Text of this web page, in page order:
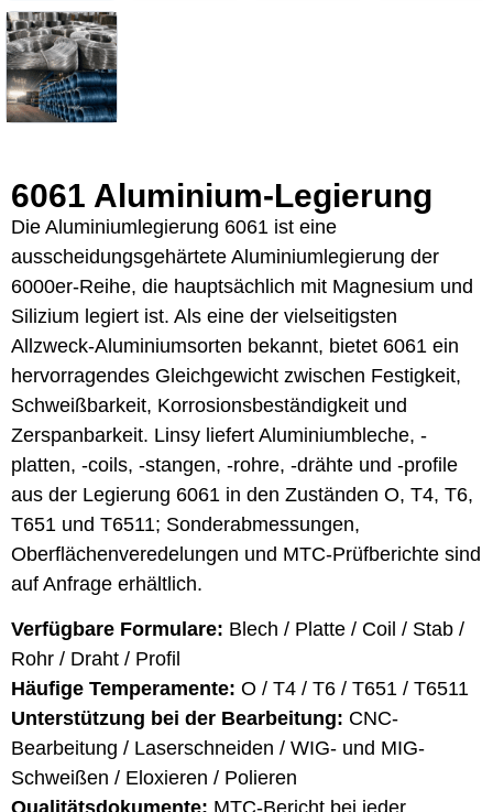
6061 Aluminium-Legierung
Die Aluminiumlegierung 6061 ist eine
ausscheidungsgehärtete Aluminiumlegierung der
6000er-Reihe, die hauptsächlich mit Magnesium und
Silizium legiert ist. Als eine der vielseitigsten
Allzweck-Aluminiumsorten bekannt, bietet 6061 ein
hervorragendes Gleichgewicht zwischen Festigkeit,
Schweißbarkeit, Korrosionsbeständigkeit und
Zerspanbarkeit. Linsy liefert Aluminiumbleche, -
platten, -coils, -stangen, -rohre, -drähte und -profile
aus der Legierung 6061 in den Zuständen O, T4, T6,
T651 und T6511; Sonderabmessungen,
Oberflächenveredelungen und MTC-Prüfberichte sind
auf Anfrage erhältlich.
Verfügbare Formulare: Blech / Platte / Coil / Stab /
Rohr / Draht / Profil
Häufige Temperamente: O / T4 / T6 / T651 / T6511
Unterstützung bei der Bearbeitung: CNC-
Bearbeitung / Laserschneiden / WIG- und MIG-
Schweißen / Eloxieren / Polieren